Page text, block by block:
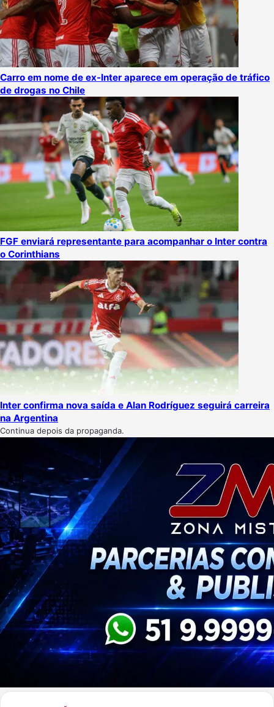
Carro em nome de ex-Inter aparece em operação de tráfico
de drogas no Chile
FGF enviará representante para acompanhar o Inter contra
o Corinthians
Inter confirma nova saída e Alan Rodríguez seguirá carreira
na Argentina
Continua depois da propaganda.